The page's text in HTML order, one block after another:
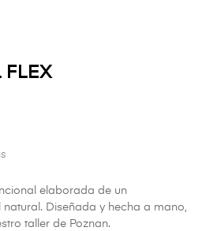
FLEX
elaborada de un
Diseñada y hecha a mano,
taller de Poznan.